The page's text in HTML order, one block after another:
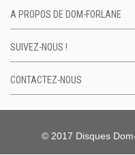
A PROPOS DE DOM-FORLANE
SUIVEZ-NOUS !
CONTACTEZ-NOUS
© 2017 Disques